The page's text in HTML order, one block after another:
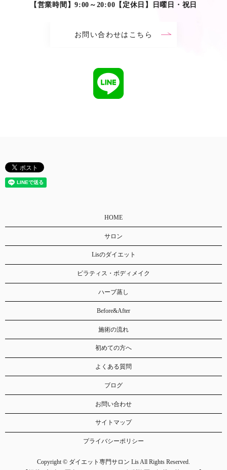
【営業時間】9:00～20:00【定休日】日曜日・祝日
お問い合わせはこちら
HOME
サロン
Lisのダイエット
ピラティス・ボディメイク
ハーブ蒸し
Before&After
施術の流れ
初めての方へ
よくある質問
ブログ
お問い合わせ
サイトマップ
プライバシーポリシー
Copyright © ダイエット専門サロン Lis All Rights Reserved.